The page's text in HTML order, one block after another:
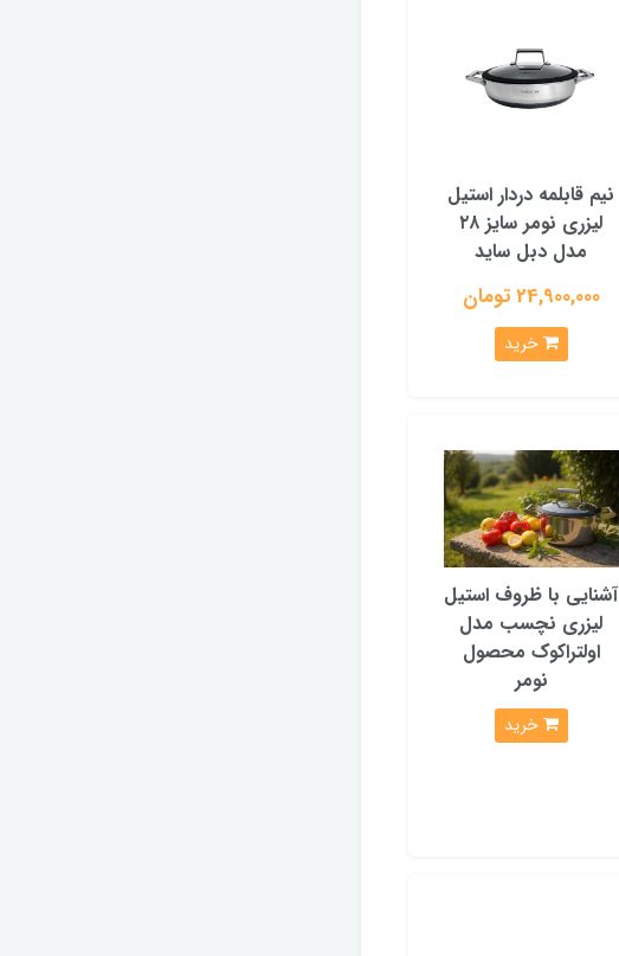
نیم قابلمه دردار استیل
لیزری نومر سایز ۲۸
مدل دبل ساید
24,900,000 تومان
خرید
آشنایی با ظروف استیل
لیزری نچسب مدل
اولتراکوک محصول
نومر
خرید